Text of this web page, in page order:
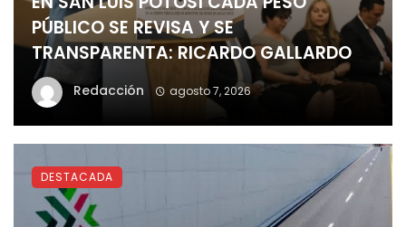
PÚBLICO SE REVISA Y SE
TRANSPARENTA: RICARDO GALLARDO
Redacción agosto 7, 2026
DESTACADA